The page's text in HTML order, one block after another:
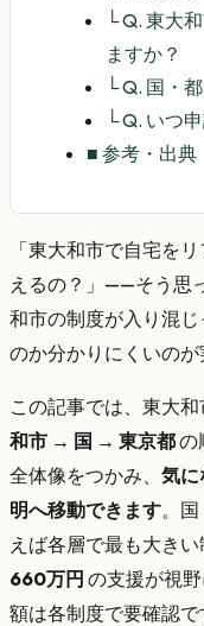
└Q. 東大
ますか？
└Q. 国・
└Q. いつ
■ 参考・出典
「東大和市で自宅を
えるの？」——そう思
和市の制度が入り混
のか分かりにくいのが
この記事では、東大
和市 → 国 → 東京都の
全体像をつかみ、 気に
明へ移動できます。
えば各層で最も大き
660万円 の支援が視
額は各制度で要確認で